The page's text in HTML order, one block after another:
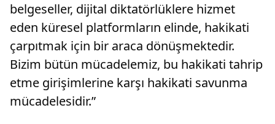
belgeseller, dijital diktatörlüklere hizmet
eden küresel platformların elinde, hakikati
çarpıtmak için bir araca dönüşmektedir.
Bizim bütün mücadelemiz, bu hakikati tahrip
etme girişimlerine karşı hakikati savunma
mücadelesidir.”